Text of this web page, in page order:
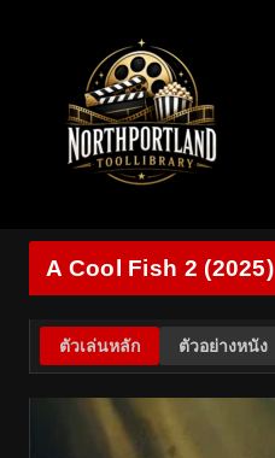
A Cool Fish 2 (2025)
ตัวเล่นหลัก ตัวอย่างหนัง